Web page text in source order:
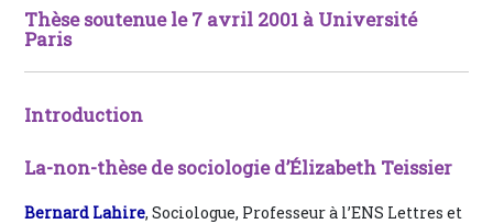
Thèse soutenue le 7 avril 2001 à Université
Paris
Introduction
La-non-thèse de sociologie d’Élizabeth Teissier
Bernard Lahire, Sociologue, Professeur à l’ENS Lettres et